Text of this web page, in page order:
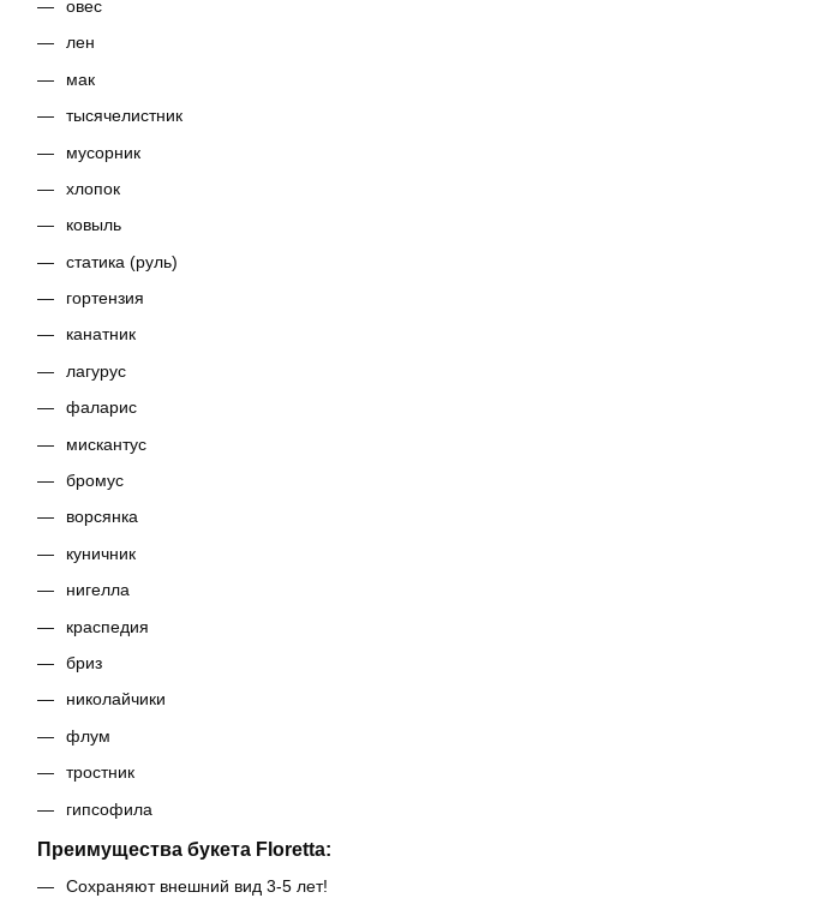
овес
лен
мак
тысячелистник
мусорник
хлопок
ковыль
статика (руль)
гортензия
канатник
лагурус
фаларис
мискантус
бромус
ворсянка
куничник
нигелла
краспедия
бриз
николайчики
флум
тростник
гипсофила
Преимущества букета Floretta:
Сохраняют внешний вид 3-5 лет!